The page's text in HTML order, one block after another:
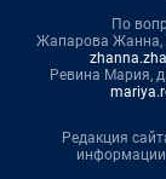
По
Жапарова Жанна,
Ревина Мария,
Редакция